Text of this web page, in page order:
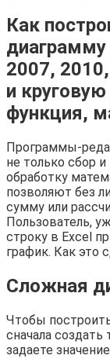
Как
2007,
и
функция,
Программы-
не только сбор
обработку
позволяют без
сумму или
Пользователь,
строку в Excel
график. Как это
Сложная
Чтобы
сначала
задаете